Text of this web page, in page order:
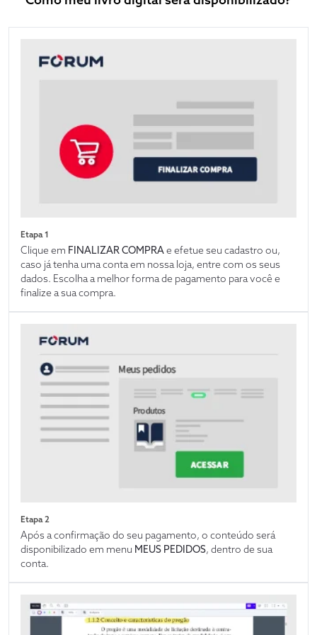
Etapa 1
Clique em FINALIZAR COMPRAe efetue seu cadastro ou,
caso já tenha uma conta em nossa loja, entre com os seus
dados. Escolha a melhor forma de pagamento para você e
finalize a sua compra.
Etapa 2
Após a confirmação do seu pagamento, o conteúdo será
disponibilizado em menu MEUS PEDIDOS, dentro de sua
conta.